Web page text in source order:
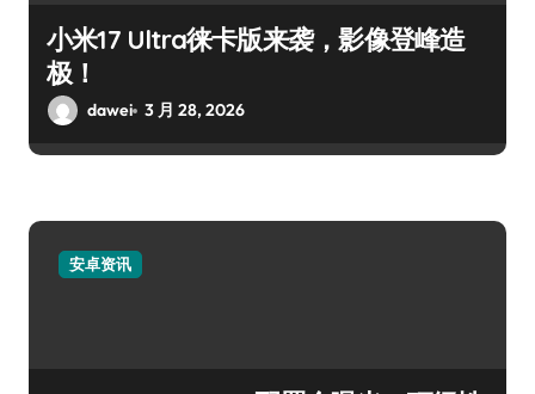
小米17 Ultra徕卡版来袭，影像登峰造
极！
dawei 3 月 28, 2026
安卓资讯